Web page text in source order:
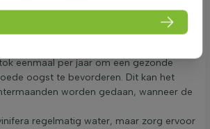
van uw Vitis
eenmaal per jaar om een gezonde
oogst te bevorderen. Dit kan het
worden gedaan, wanneer de
regelmatig water, maar zorg ervoor